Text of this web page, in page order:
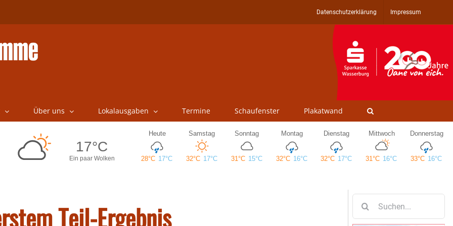
Datenschutzerklärung Impressum
Über uns Lokalausgaben Termine Schaufenster Plakatwand
Teil-Ergebnis
nach: